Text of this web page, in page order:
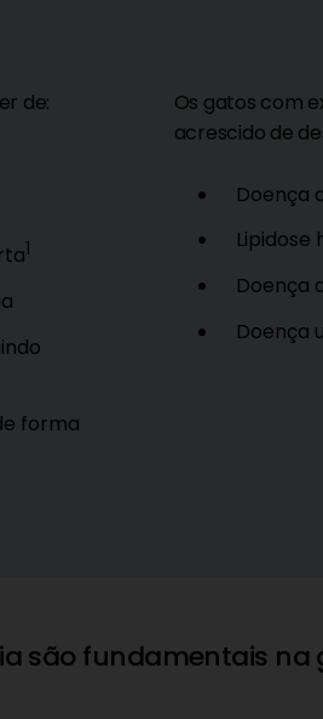
de:
1
forma
Os gatos com
acrescido de
Doença
Lipidose
Doença
Doença
são fundamentais na